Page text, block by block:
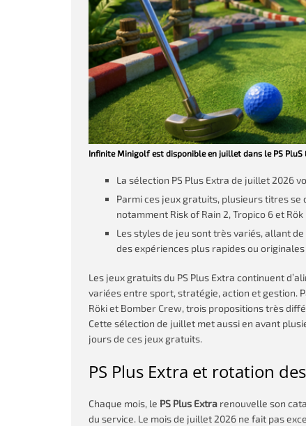
Infinite Minigolf est disponible en juillet dans le PS PluS
La sélection PS Plus Extra de juillet 2026
Parmi ces jeux gratuits, plusieurs titres
notamment Risk of Rain 2, Tropico 6 et Rök
Les styles de jeu sont très variés, allant
des expériences plus rapides ou
Les jeux gratuits du PS Plus Extra continuent
variées entre sport, stratégie, action et gestion.
Röki et Bomber Crew, trois propositions très
Cette sélection de juillet met aussi en avant
jours de ces jeux gratuits.
PS Plus Extra et rotation
Chaque mois, le PS Plus Extra renouvelle son
du service. Le mois de juillet 2026 ne fait pas